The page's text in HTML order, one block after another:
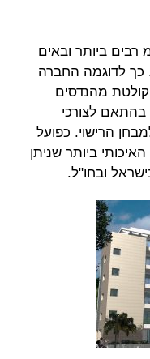
ביותר ובאים
כך לדוגמה החברה
מהנדסים
לצורכי
הרישוי. כפועל
ביותר שניתן
ובחו"ל.